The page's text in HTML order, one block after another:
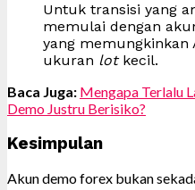
Untuk transisi yang
memulai dengan
yang memungkinkan
ukuran lotkecil.
Baca Juga: Mengapa Terlalu
Demo Justru Berisiko?
Kesimpulan
Akun demo forex bukan